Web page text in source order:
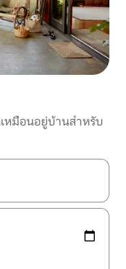
หมือนอยู่บ้านสำหรับ
พื่อสำรวจผลการค้นหา